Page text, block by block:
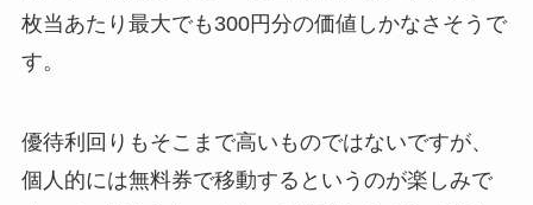
枚当あたり最大でも300円分の価値しかなさそうで
す。
優待利回りもそこまで高いものではないですが、
個人的には無料券で移動するというのが楽しみで